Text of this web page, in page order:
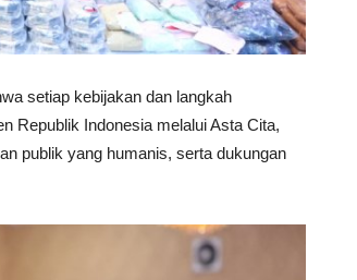
setiap kebijakan dan langkah
Republik Indonesia melalui Asta Cita,
publik yang humanis, serta dukungan